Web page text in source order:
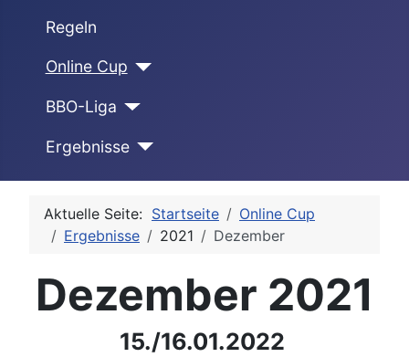
Regeln
Online Cup
BBO-Liga
Ergebnisse
Aktuelle Seite: Startseite
Online Cup
Ergebnisse
2021 Dezember
Dezember 2021
15./16.01.2022